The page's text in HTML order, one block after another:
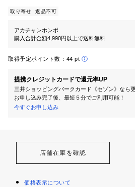
取り寄せ 返品不可
アカチャンホンポ
購入合計金額4,990円以上で送料無料
取得予定ポイント数： 44 pt
提携クレジットカードで還元率UP
三井ショッピングパークカード《セゾン》なら
お申し込み完了後、最短５分でご利用可能！
今すぐお申し込み
店舗在庫を確認
価格表示について